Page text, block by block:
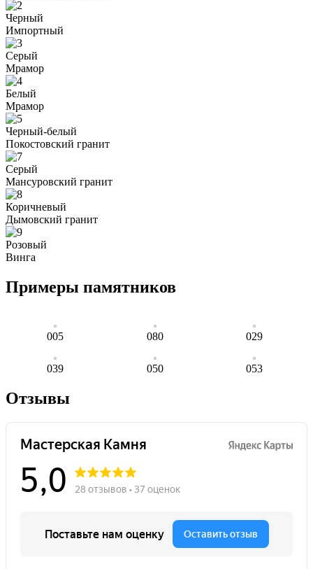
Черный
Импортный
Серый
Мрамор
Белый
Мрамор
Черный-белый
Покостовский гранит
Серый
Мансуровский гранит
Коричневый
Дымовский гранит
Розовый
Винга
Примеры памятников
005 080 029
039 050 053
Отзывы